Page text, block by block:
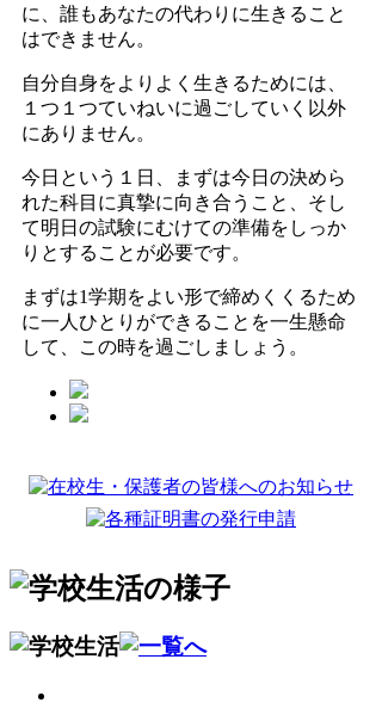
に、誰もあなたの代わりに生きること
はできません。
自分自身をよりよく生きるためには、
１つ１つていねいに過ごしていく以外
にありません。
今日という１日、まずは今日の決めら
れた科目に真摯に向き合うこと、そし
て明日の試験にむけての準備をしっか
りとすることが必要です。
まずは1学期をよい形で締めくくるため
に一人ひとりができることを一生懸命
して、この時を過ごしましょう。